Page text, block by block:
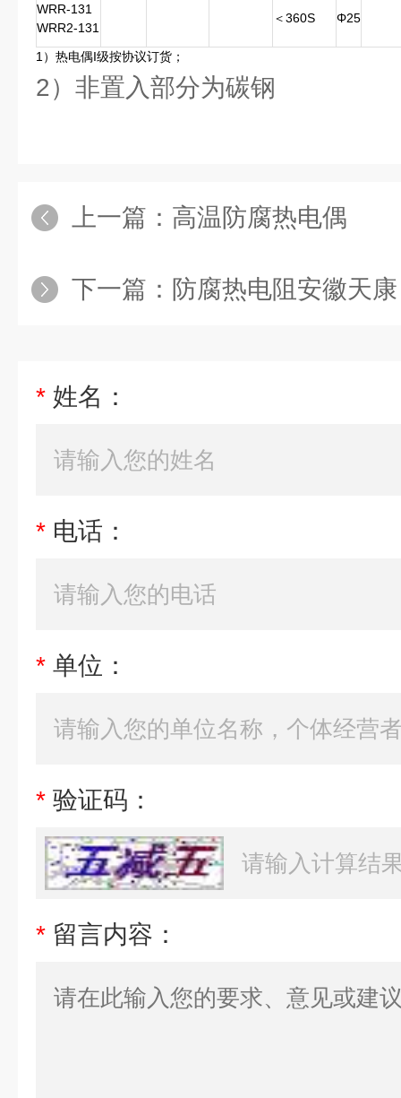
WRR-131
WRR2-131
＜360S Φ25
1）热电偶I级按协议订货；
2）非置入部分为碳钢
上一篇： 高温防腐热电偶
下一篇： 防腐热电阻安徽天康
* 姓名：
* 电话：
* 单位：
* 验证码：
* 留言内容：